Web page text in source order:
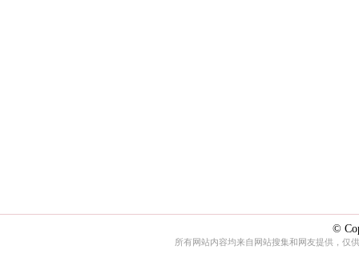
©
所有网站内容均来自网站搜集和网友提供，仅